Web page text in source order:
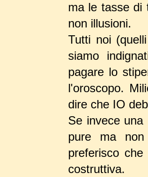
ma le tasse di
non illusioni.
Tutti noi
siamo
pagare lo
l'oroscopo.
dire che IO
Se invece una
pure ma
preferisco
costruttiva.